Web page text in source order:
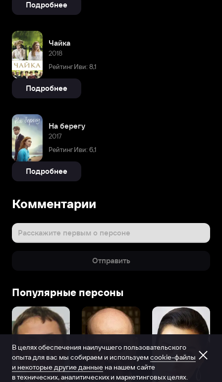
Подробнее
Чайка
2018
Рейтинг Иви: 8,1
Подробнее
На берегу
2017
Рейтинг Иви: 6,1
Подробнее
Комментарии
Расскажите первым о персоне
Отправить
Популярные персоны
В целях обеспечения наилучшего пользовательского
опыта для вас мы собираем и используем cookie-файлы
и некоторые другие данные на нашем сайте
в технических, аналитических и маркетинговых целях.